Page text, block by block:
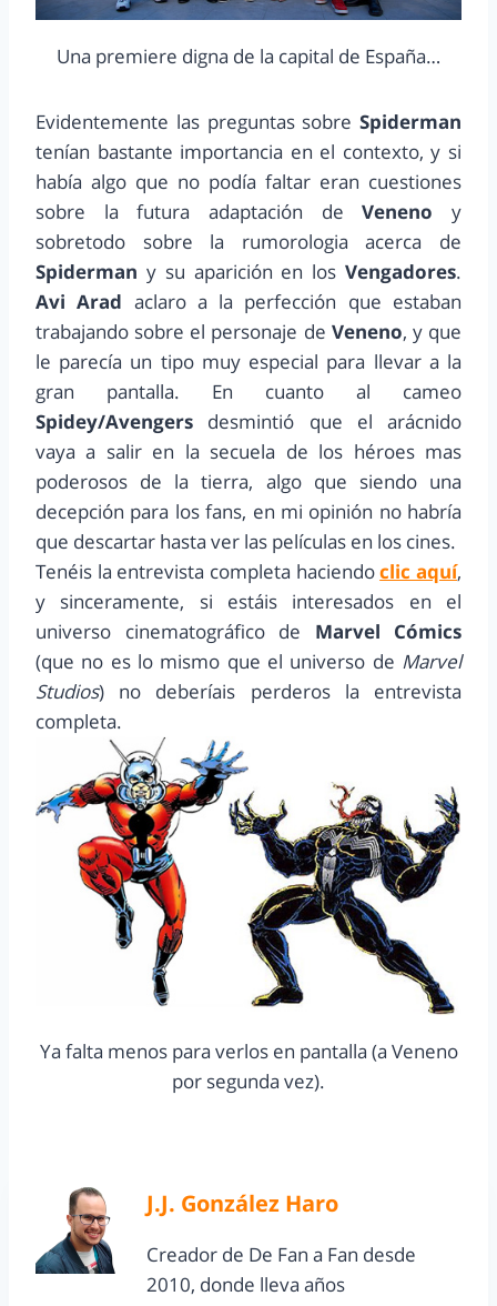
Una premiere digna de la capital de España…
Evidentemente las preguntas sobre Spiderman
tenían bastante importancia en el contexto, y si
había algo que no podía faltar eran cuestiones
sobre la futura adaptación deVeneno y
sobretodo sobre la rumorologia acerca de
Spiderman y su aparición en losVengadores.
Avi Arad aclaro a la perfección que estaban
trabajando sobre el personaje de Veneno, y que
le parecía un tipo muy especial para llevar a la
gran pantalla. En cuanto al cameo
Spidey/Avengers desmintió que el arácnido
vaya a salir en la secuela de los héroes mas
poderosos de la tierra, algo que siendo una
decepción para los fans, en mi opinión no habría
que descartar hasta ver las películas en los cines.
Tenéis la entrevista completa haciendoclic aquí,
y sinceramente, si estáis interesados en el
universo cinematográfico de Marvel Cómics
(que no es lo mismo que el universo de Marvel
Studios) no deberíais perderos la entrevista
completa.
Ya falta menos para verlos en pantalla (a Veneno
por segunda vez).
J.J. González Haro
Creador de De Fan a Fan desde
2010, donde lleva años